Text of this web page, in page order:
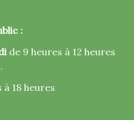
:
de 9 heures à 12 heures
à 18 heures